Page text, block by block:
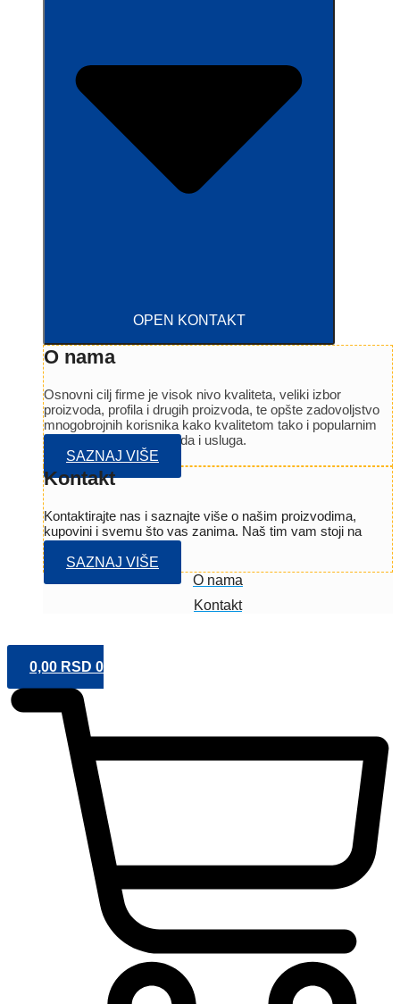
OPEN KONTAKT
O nama
Osnovni cilj firme je visok nivo kvaliteta, veliki izbor
proizvoda, profila i drugih proizvoda, te opšte zadovoljstvo
mnogobrojnih korisnika kako kvalitetom tako i popularnim
cijenama svojih proizvoda i usluga.
SAZNAJ VIŠE
Kontakt
Kontaktirajte nas i saznajte više o našim proizvodima,
kupovini i svemu što vas zanima. Naš tim vam stoji na
raspolaganju.
SAZNAJ VIŠE
O nama
Kontakt
0,00 RSD 0